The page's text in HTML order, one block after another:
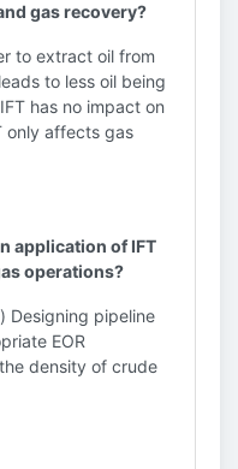
gas recovery?
to extract oil from
to less oil being
has no impact on
only affects gas
application of IFT
operations?
Designing pipeline
EOR
density of crude